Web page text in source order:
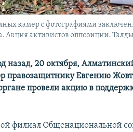
камер с фотографиями
Акция активистов оппозиции.
назад, 20 октября,
правозащитнику Евгению
провели акцию в
филиал Общенациональной